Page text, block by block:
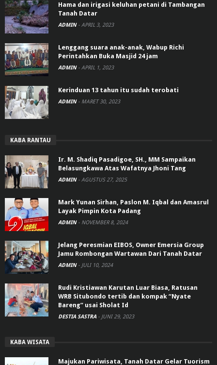
Hama dan irigasi keluhan petani di Tambangan
Tanah Datar
ADMIN - APRIL 3, 2023
Lenggang suara anak-anak, Wabup Richi
Perintahkan Buka Masjid 24 jam
ADMIN - APRIL 1, 2023
Kerinduan 13 tahun itu sudah terobati
ADMIN - MARET 30, 2023
KABA RANTAU
Ir. M. Shadiq Pasadigoe, SH., MM Sampaikan
Belasungkawa Atas Wafatnya Jhoni Tang
ADMIN - AGUSTUS 27, 2025
Mark Yunan Sirhan, Paslon M. Iqbal dan Amasrul
Layak Pimpin Kota Padang
ADMIN - NOVEMBER 8, 2024
Jelang Peresmian EIBOS, Owner Emersia Group
Jamu Rombongan Wartawan Dari Tanah Datar
ADMIN - JULI 10, 2024
Rudi Kristiawan Karutan Luar Biasa, Ratusan
WRB Situbondo tertib dan kompak “Nyate
Bareng” usai Sholat Id
DESTIA SASTRA - JUNI 29, 2023
KABA WISATA
Majukan Pariwisata, Tanah Datar Gelar Tuorism